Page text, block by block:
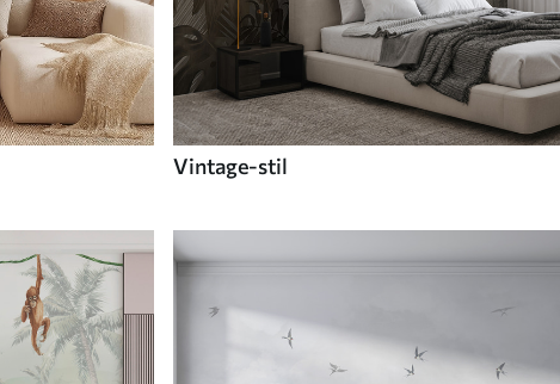
Vintage-stil